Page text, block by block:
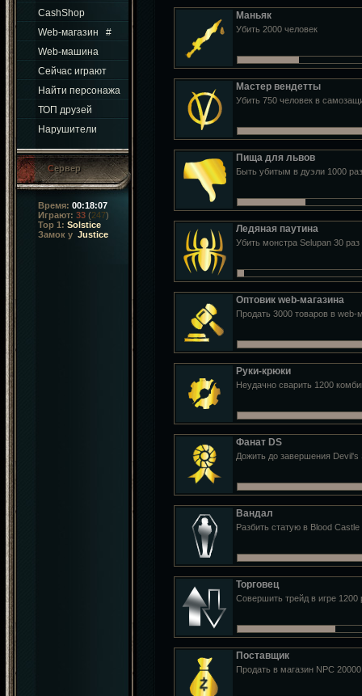
CashShop
Web-магазин
#
Web-машина
Сейчас играют
Найти персонажа
ТОП друзей
Нарушители
Сервер
Время: 00:18:07
Играют: 33 (247)
Top 1: Solstice
Замок у Justice
Маньяк
Убить 2000 человек
Мастер вендетты
Убить 750 человек в
Пища для львов
Быть убитым в дуэли 1000 раз
Ледяная паутина
Убить монстра Selupan 30 раз
Оптовик web-магазина
Продать 3000 товаров в web-
Руки-крюки
Неудачно сварить 1200
Фанат DS
Дожить до завершения Devil's
Вандал
Разбить статую в Blood Castle
Торговец
Совершить трейд в игре 1200
Поставщик
Продать в магазин NPC